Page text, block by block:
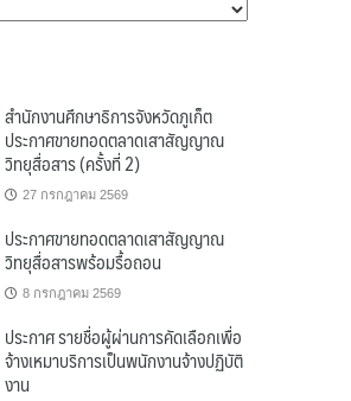
สำนักงานศึกษาธิการจังหวัดภูเก็ต
ประกาศขายทอดตลาดเสาสัญญาณ
วิทยุสื่อสาร (ครั้งที่ 2)
27 กรกฎาคม 2569
ประกาศขายทอดตลาดเสาสัญญาณ
วิทยุสื่อสารพร้อมรื้อถอน
8 กรกฎาคม 2569
ประกาศ รายชื่อผู้ผ่านการคัดเลือกเพื่อ
จ้างเหมาบริการเป็นพนักงานจ้างปฏิบัติ
งาน